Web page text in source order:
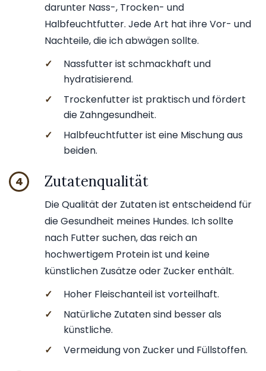
darunter Nass-, Trocken- und
Halbfeuchtfutter. Jede Art hat ihre Vor- und
Nachteile, die ich abwägen sollte.
✓
Nassfutter ist schmackhaft und
hydratisierend.
✓
Trockenfutter ist praktisch und fördert
die Zahngesundheit.
✓
Halbfeuchtfutter ist eine Mischung aus
beiden.
4 Zutatenqualität
Die Qualität der Zutaten ist entscheidend für
die Gesundheit meines Hundes. Ich sollte
nach Futter suchen, das reich an
hochwertigem Protein ist und keine
künstlichen Zusätze oder Zucker enthält.
✓
Hoher Fleischanteil ist vorteilhaft.
✓
Natürliche Zutaten sind besser als
künstliche.
✓
Vermeidung von Zucker und Füllstoffen.